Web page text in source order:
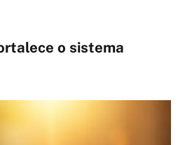
o sistema